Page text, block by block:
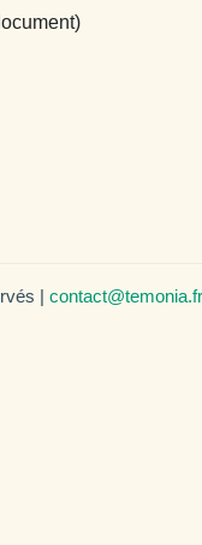
| contact@temonia.fr